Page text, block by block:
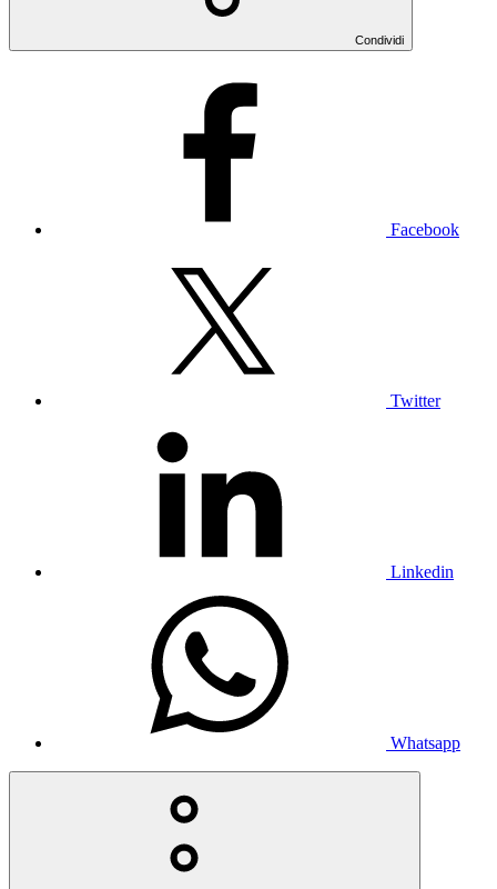
Condividi
Facebook
Twitter
Linkedin
Whatsapp